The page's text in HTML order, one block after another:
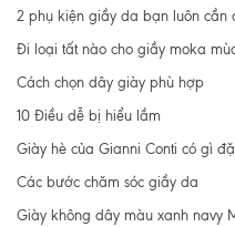
2 phụ kiện giầy da bạn luôn cần
Đi loại tất nào cho giầy moka
Cách chọn dây giày phù hợp
10 Điều dễ bị hiểu lầm
Giày hè của Gianni Conti có gì
Các bước chăm sóc giầy da
Giày không dây màu xanh navy